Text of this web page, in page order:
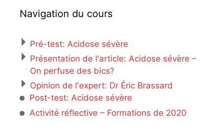
Navigation du cours
Pré-test: Acidose sévère
Présentation de l'article: Acidose sévère –
On perfuse des bics?
Opinion de l'expert: Dr Éric Brassard
Post-test: Acidose sévère
Activité réflective – Formations de 2020